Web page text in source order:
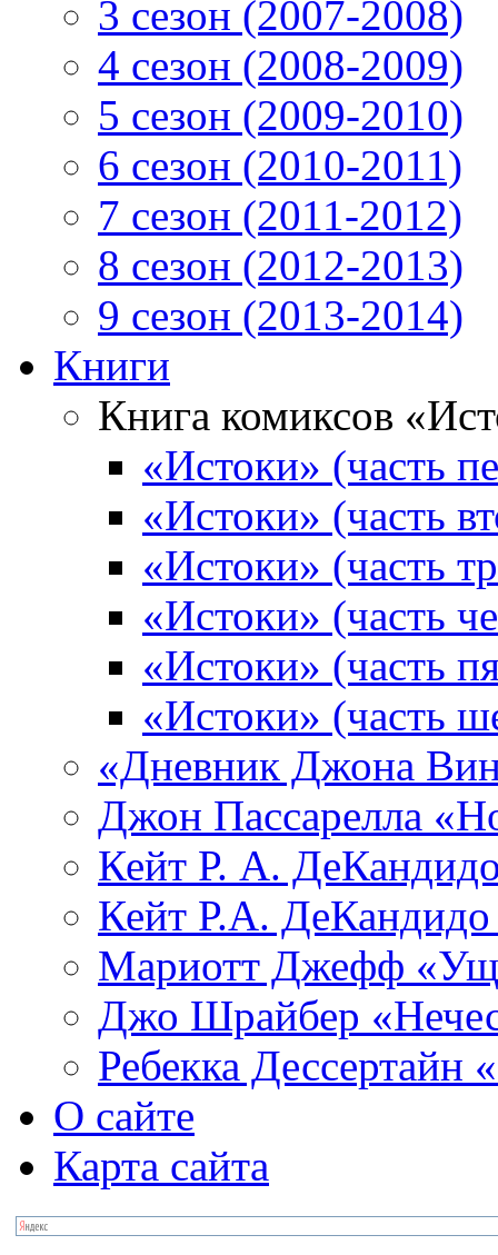
3 сезон (2007-2008)
4 сезон (2008-2009)
5 сезон (2009-2010)
6 сезон (2010-2011)
7 сезон (2011-2012)
8 сезон (2012-2013)
9 сезон (2013-2014)
Книги
Книга комиксов
«Истоки» (часть
«Истоки» (часть
«Истоки» (часть
«Истоки» (часть
«Истоки» (часть
«Истоки» (часть
«Дневник Джона
Джон Пассарелла
Кейт Р. А.
Кейт Р.А.
Мариотт Джефф
Джо Шрайбер
Ребекка Десcертайн
О сайте
Карта сайта